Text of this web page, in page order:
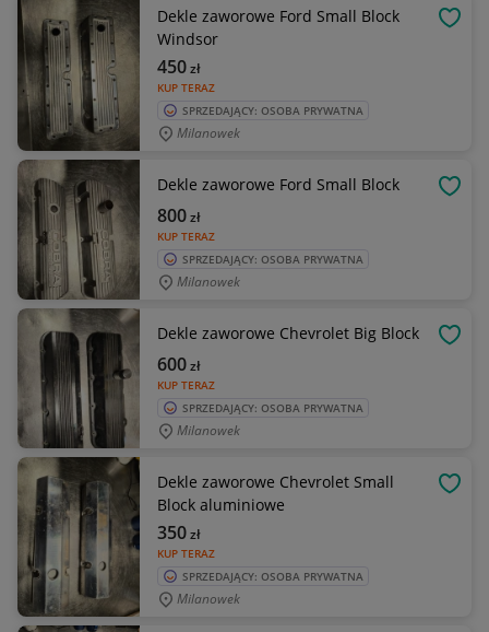
Dekle zaworowe Ford Small Block
Windsor
KUP TERAZ
450zł
SPRZEDAJĄCY: OSOBA PRYWATNA
Milanowek
Dekle zaworowe Ford Small Block
KUP TERAZ
800zł
SPRZEDAJĄCY: OSOBA PRYWATNA
Milanowek
Dekle zaworowe Chevrolet Big Block
KUP TERAZ
600zł
SPRZEDAJĄCY: OSOBA PRYWATNA
Milanowek
Dekle zaworowe Chevrolet Small
Block aluminiowe
KUP TERAZ
350zł
SPRZEDAJĄCY: OSOBA PRYWATNA
Milanowek